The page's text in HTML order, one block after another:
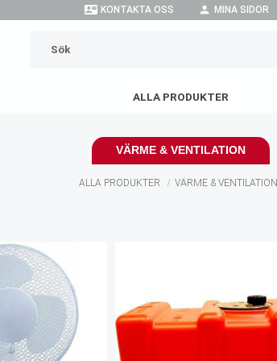
contact_mail KONTAKTA OSS person MINA SIDOR
ALLA PRODUKTER
VÄRME & VENTILATION
ALLA PRODUKTER VÄRME & VENTILATION